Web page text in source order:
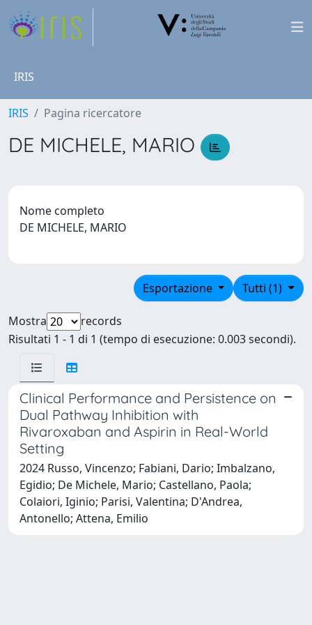
IRIS
IRIS Pagina ricercatore
DE MICHELE, MARIO
Nome completo
DE MICHELE, MARIO
Tutti (1)
Esportazione
Mostra
records
Risultati 1 - 1 di 1 (tempo di esecuzione: 0.003 secondi).
Clinical Performance and Persistence on
Dual Pathway Inhibition with
Rivaroxaban and Aspirin in Real-World
Setting
2024 Russo, Vincenzo; Fabiani, Dario; Imbalzano,
Egidio; De Michele, Mario; Castellano, Paola;
Colaiori, Iginio; Parisi, Valentina; D'Andrea,
Antonello; Attena, Emilio